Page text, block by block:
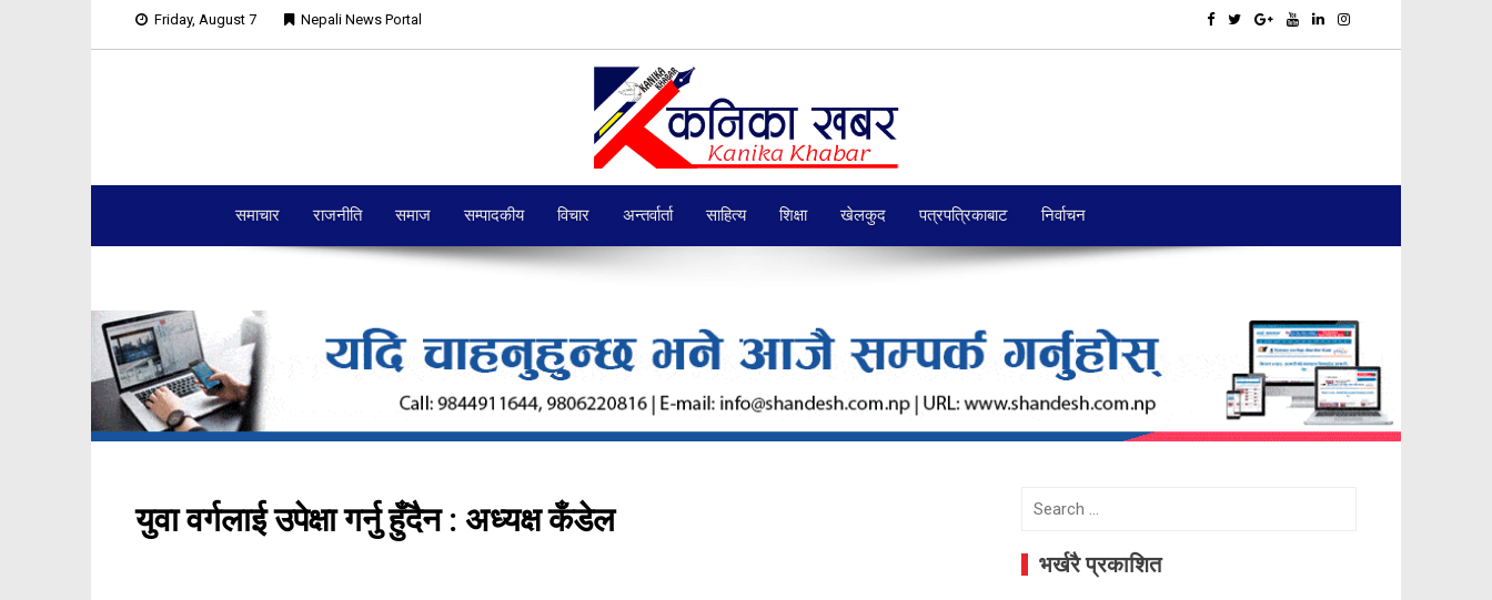
Friday, August 7 Nepali News Portal
समाचार राजनीति समाज सम्पादकीय विचार अन्तर्वार्ता साहित्य शिक्षा खेलकुद पत्रपत्रिकाबाट निर्वाचन
युवा वर्गलाई उपेक्षा गर्नु हुँदैन : अध्यक्ष कँडेल
Search
भर्खरै प्रकाशित